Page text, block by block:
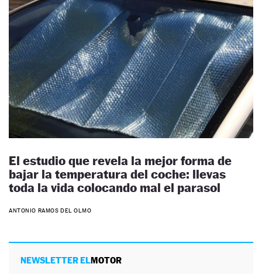
El estudio que revela la mejor forma de
bajar la temperatura del coche: llevas
toda la vida colocando mal el parasol
ANTONIO RAMOS DEL OLMO
NEWSLETTER ELMOTOR